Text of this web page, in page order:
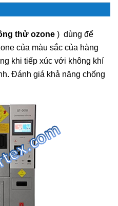
thử ozone ) dùng để
của màu sắc của hàng
khi tiếp xúc với không khí
Đánh giá khả năng chống